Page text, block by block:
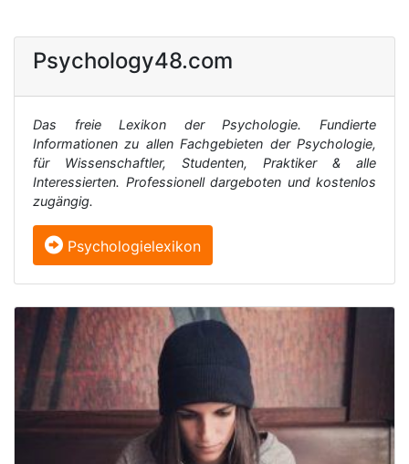
Psychology48.com
Das freie Lexikon der Psychologie. Fundierte
Informationen zu allen Fachgebieten der Psychologie,
für Wissenschaftler, Studenten, Praktiker & alle
Interessierten. Professionell dargeboten und kostenlos
zugängig.
Psychologielexikon